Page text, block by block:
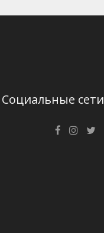
Социальные сети